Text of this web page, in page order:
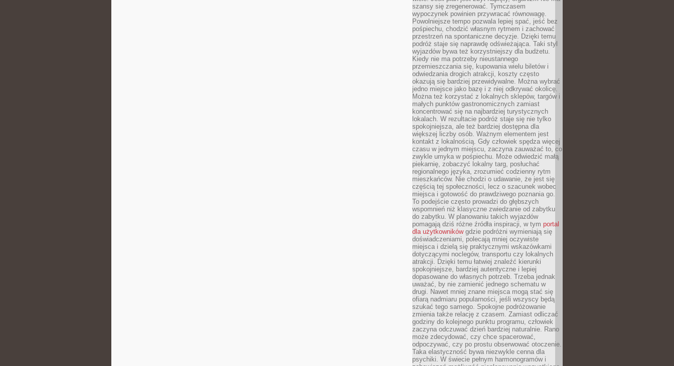
szansy się zregenerować. Tymczasem
wypoczynek powinien przywracać równowagę.
Powolniejsze tempo pozwala lepiej spać, jeść bez
pośpiechu, chodzić własnym rytmem i zachować
przestrzeń na spontaniczne decyzje. Dzięki temu
podróż staje się naprawdę odświeżająca. Taki styl
wyjazdów bywa też korzystniejszy dla budżetu.
Kiedy nie ma potrzeby nieustannego
przemieszczania się, kupowania wielu biletów i
odwiedzania drogich atrakcji, koszty często
okazują się bardziej przewidywalne. Można wybrać
jedno miejsce jako bazę i z niej odkrywać okolicę.
Można też korzystać z lokalnych sklepów, targów i
małych punktów gastronomicznych zamiast
koncentrować się na najbardziej turystycznych
lokalach. W rezultacie podróż staje się nie tylko
spokojniejsza, ale też bardziej dostępna dla
większej liczby osób. Ważnym elementem jest
kontakt z lokalnością. Gdy człowiek spędza więcej
czasu w jednym miejscu, zaczyna zauważać to, co
zwykle umyka w pośpiechu. Może odwiedzić małą
piekarnię, zobaczyć lokalny targ, posłuchać
regionalnego języka, zrozumieć codzienny rytm
mieszkańców. Nie chodzi o udawanie, że jest się
częścią tej społeczności, lecz o szacunek wobec
miejsca i gotowość do prawdziwego poznania go.
To podejście często prowadzi do głębszych
wspomnień niż klasyczne zwiedzanie od zabytku
do zabytku. W planowaniu takich wyjazdów
pomagają dziś różne źródła inspiracji, w tym portal
dla użytkownikówgdzie podróżni wymieniają się
doświadczeniami, polecają mniej oczywiste
miejsca i dzielą się praktycznymi wskazówkami
dotyczącymi noclegów, transportu czy lokalnych
atrakcji. Dzięki temu łatwiej znaleźć kierunki
spokojniejsze, bardziej autentyczne i lepiej
dopasowane do własnych potrzeb. Trzeba jednak
uważać, by nie zamienić jednego schematu w
drugi. Nawet mniej znane miejsca mogą stać się
ofiarą nadmiaru popularności, jeśli wszyscy będą
szukać tego samego. Spokojne podróżowanie
zmienia także relację z czasem. Zamiast odliczać
godziny do kolejnego punktu programu, człowiek
zaczyna odczuwać dzień bardziej naturalnie. Rano
może zdecydować, czy chce spacerować,
odpoczywać, czy po prostu obserwować otoczenie.
Taka elastyczność bywa niezwykle cenna dla
psychiki. W świecie pełnym harmonogramów i